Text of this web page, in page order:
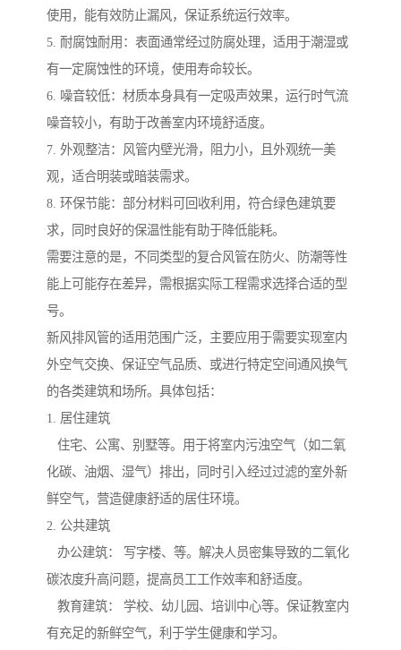
使用，能有效防止漏风，保证系统运行效率。
5. 耐腐蚀耐用：表面通常经过防腐处理，适用于潮湿或
有一定腐蚀性的环境，使用寿命较长。
6. 噪音较低：材质本身具有一定吸声效果，运行时气流
噪音较小，有助于改善室内环境舒适度。
7. 外观整洁：风管内壁光滑，阻力小，且外观统一美
观，适合明装或暗装需求。
8. 环保节能：部分材料可回收利用，符合绿色建筑要
求，同时良好的保温性能有助于降低能耗。
需要注意的是，不同类型的复合风管在防火、防潮等性
能上可能存在差异，需根据实际工程需求选择合适的型
号。
新风排风管的适用范围广泛，主要应用于需要实现室内
外空气交换、保证空气品质、或进行特定空间通风换气
的各类建筑和场所。具体包括：
1. 居住建筑
住宅、公寓、别墅等。用于将室内污浊空气（如二氧
化碳、油烟、湿气）排出，同时引入经过过滤的室外新
鲜空气，营造健康舒适的居住环境。
2. 公共建筑
办公建筑： 写字楼、等。解决人员密集导致的二氧化
碳浓度升高问题，提高员工工作效率和舒适度。
教育建筑： 学校、幼儿园、培训中心等。保证教室内
有充足的新鲜空气，利于学生健康和学习。